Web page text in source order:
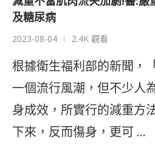
及糖尿病
2023-08-04 2.4K 觀看
根據衛生福利部的新聞，
一個流行風潮，但不少人
身成效，所實行的減重方
下來，反而傷身，更可 …